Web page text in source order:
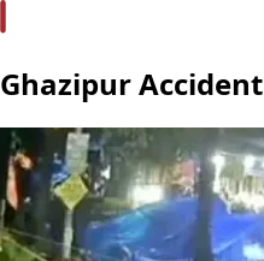
Ghazipur Accident